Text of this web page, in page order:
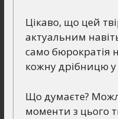
Цікаво, що цей
актуальним
само бюрократія
кожну дрібницю
Що думаєте?
моменти з цього